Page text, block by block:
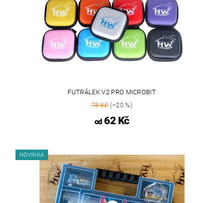
FUTRÁLEK V2 PRO MICROBIT
78 Kč(–20 %)
od62 Kč
NOVINKA